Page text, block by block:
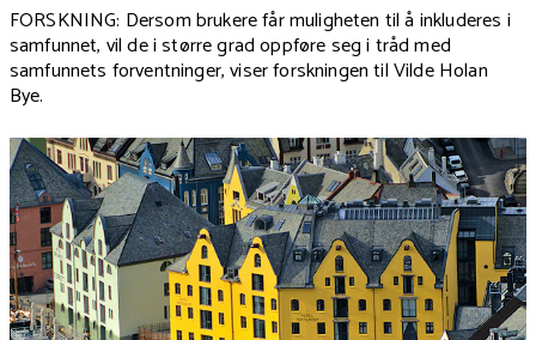
FORSKNING: Dersom brukere får muligheten til å inkluderes i
samfunnet, vil de i større grad oppføre seg i tråd med
samfunnets forventninger, viser forskningen til Vilde Holan
Bye.